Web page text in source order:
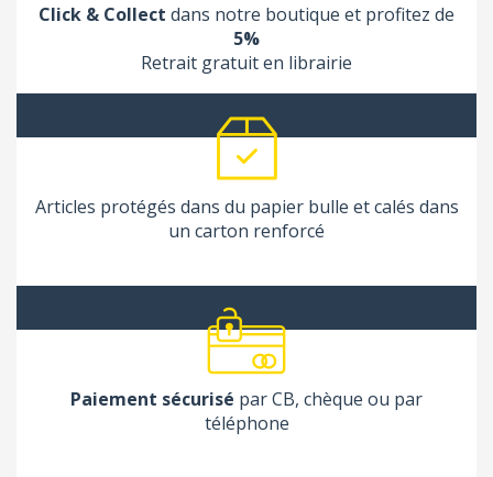
Click & Collect dans notre boutique et profitez de
5%
Retrait gratuit en librairie
Articles protégés dans du papier bulle et calés dans
un carton renforcé
Paiement sécurisé par CB, chèque ou par
téléphone